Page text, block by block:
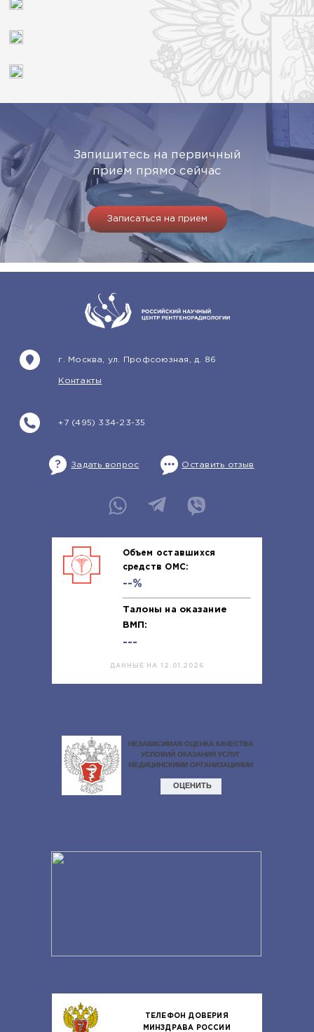
Запишитесь на первичный
прием прямо сейчас
Записаться на прием
+7 (495) 334-23-35
г. Москва, ул. Профсоюзная, д. 86
Контакты
Задать вопрос Оставить отзыв
Объем оставшихся
средств ОМС:
--%
Талоны на оказание
ВМП:
---
ДАННЫЕ НА 12.01.2026
ТЕЛЕФОН ДОВЕРИЯ
МИНЗДРАВА РОССИИ